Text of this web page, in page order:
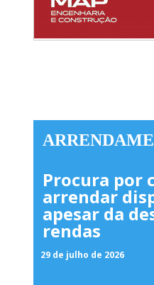
Procura por
arrendar
apesar da
rendas
29 de julho de 2026